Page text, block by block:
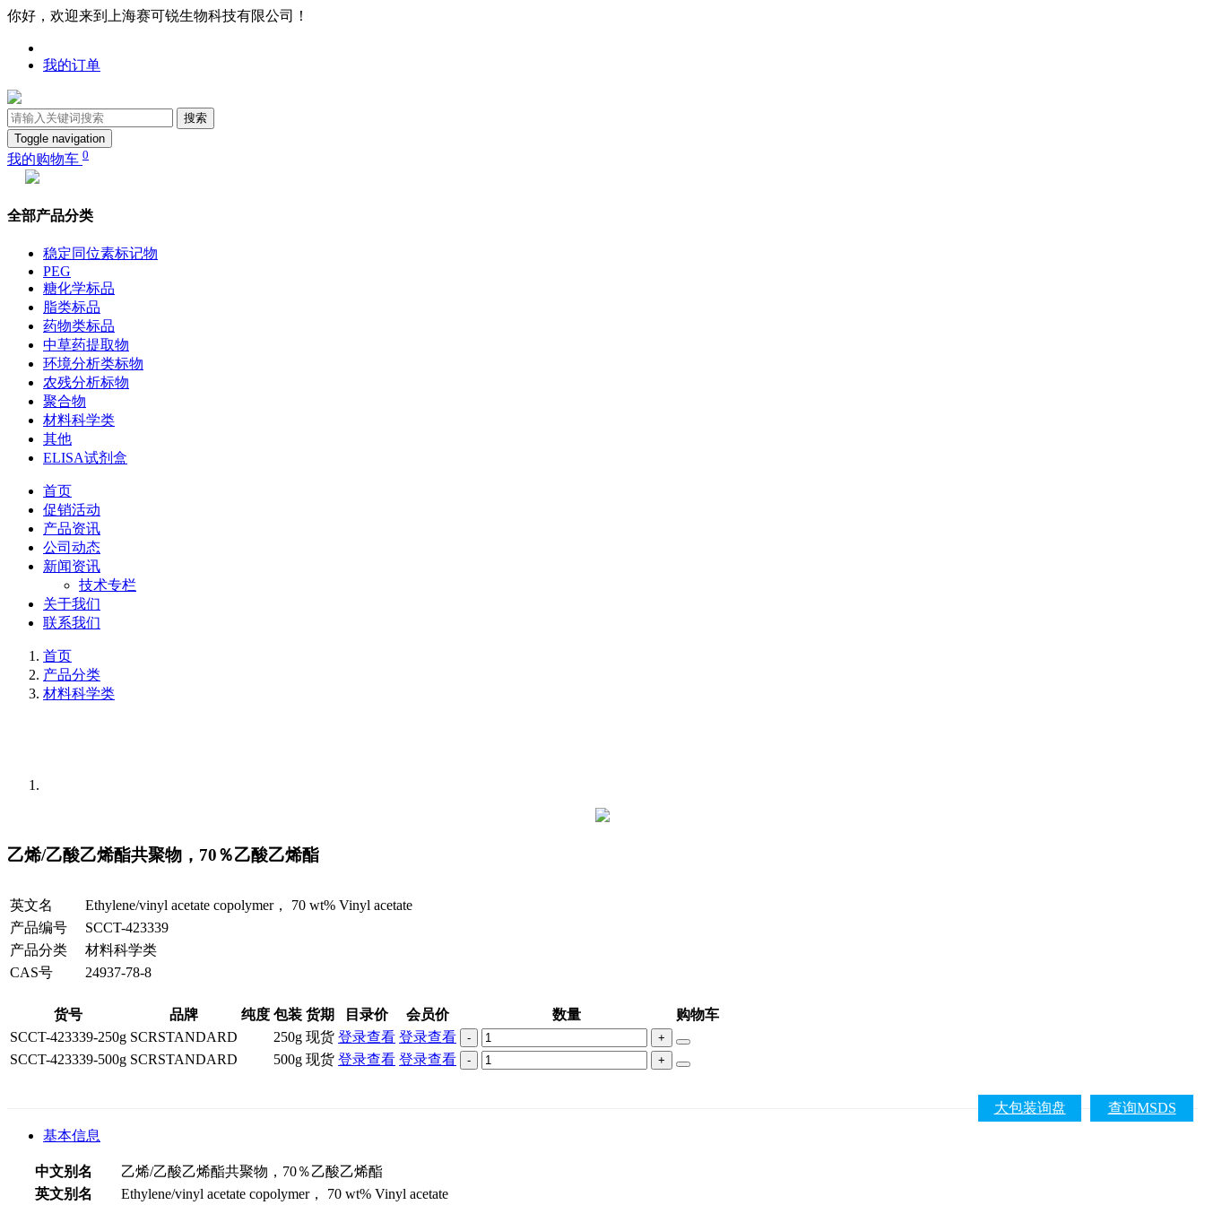
你好，欢迎来到上海赛可锐生物科技有限公司！
我的订单
搜索
Toggle navigation
我的购物车 0
全部产品分类
稳定同位素标记物
PEG
糖化学标品
脂类标品
药物类标品
中草药提取物
环境分析类标物
农残分析标物
聚合物
材料科学类
其他
ELISA试剂盒
首页
促销活动
产品资讯
公司动态
新闻资讯
技术专栏
关于我们
联系我们
首页
产品分类
材料科学类
乙烯/乙酸乙烯酯共聚物，70％乙酸乙烯酯
英文名
Ethylene/vinyl acetate copolymer， 70 wt% Vinyl acetate
产品编号
SCCT-423339
产品分类
材料科学类
CAS号
24937-78-8
货号 品牌 纯度 包装 货期 目录价 会员价 数量
购物车
SCCT-423339-250g SCRSTANDARD 250g 现货 登录查看 登录查看 - +
SCCT-423339-500g SCRSTANDARD 500g 现货 登录查看 登录查看 - +
查询MSDS
大包装询盘
基本信息
中文别名
乙烯/乙酸乙烯酯共聚物，70％乙酸乙烯酯
英文别名
Ethylene/vinyl acetate copolymer， 70 wt% Vinyl acetate